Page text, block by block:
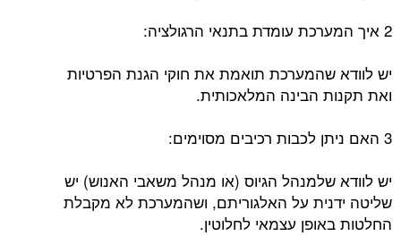
2 איך המערכת עומדת בתנאי הרגולציה:
יש לוודא שהמערכת תואמת את חוקי הגנת הפרטיות
ואת תקנות הבינה המלאכותית.
3 האם ניתן לכבות רכיבים מסוימים:
יש לוודא שלמנהל הגיוס (או מנהל משאבי האנוש) יש
שליטה ידנית על האלגוריתם, ושהמערכת לא מקבלת
החלטות באופן עצמאי לחלוטין.